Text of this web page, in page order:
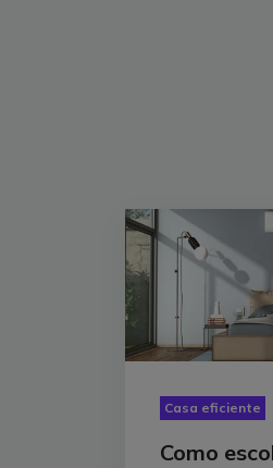
Casa eficiente
Como